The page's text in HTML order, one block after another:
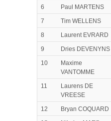
6 Paul MARTENS
7
Tim WELLENS
8
Laurent EVRARD
9
Dries DEVENYNS
10
Maxime
VANTOMME
11
Laurens DE
VREESE
12 Bryan COQUARD